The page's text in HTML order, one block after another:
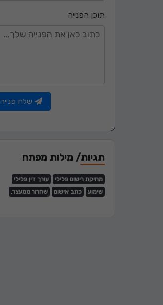
תוכן הפנייה
שלח פנייה
תגיות/ מילות מפתח
מחיקת רישום פלילי
עורך דין פלילי
שימוע
כתב אישום שחרור ממעצר.